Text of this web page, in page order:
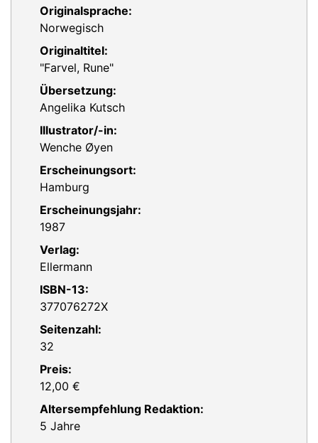
Originalsprache:
Norwegisch
Originaltitel:
"Farvel, Rune"
Übersetzung:
Angelika Kutsch
Illustrator/-in:
Wenche Øyen
Erscheinungsort:
Hamburg
Erscheinungsjahr:
1987
Verlag:
Ellermann
ISBN-13:
377076272X
Seitenzahl:
32
Preis:
12,00 €
Altersempfehlung Redaktion:
5 Jahre